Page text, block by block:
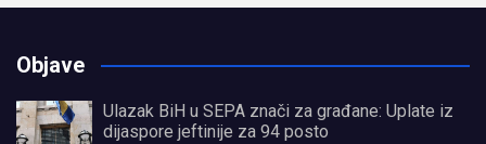
Objave
Ulazak BiH u SEPA znači za građane: Uplate iz
dijaspore jeftinije za 94 posto